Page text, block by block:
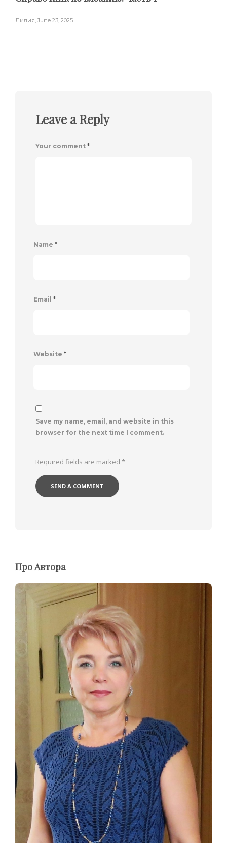
Лилия June 23, 2025
Leave a Reply
Your comment *
Name *
Email *
Website *
Save my name, email, and website in this
browser for the next time I comment.
Required fields are marked *
Про Автора